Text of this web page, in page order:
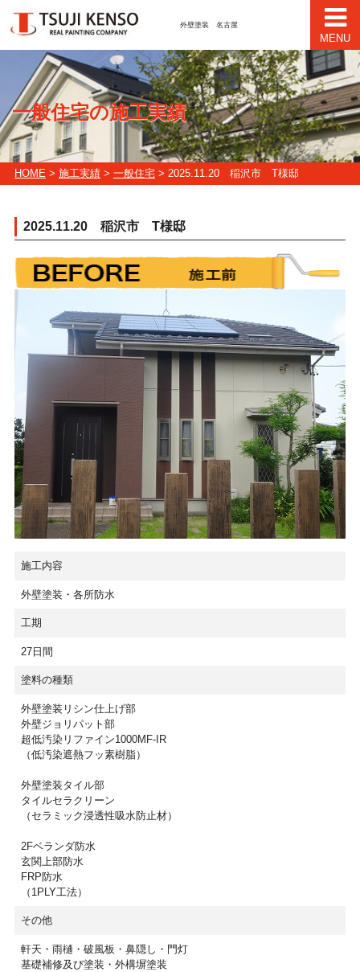
外壁塗装 名古屋
MENU
一般住宅の施工実績
HOME> 施工実績> 一般住宅> 2025.11.20 稲沢市 T様邸
2025.11.20 稲沢市 T様邸
施工内容
外壁塗装・各所防水
工期
27日間
塗料の種類
外壁塗装リシン仕上げ部
外壁ジョリパット部
超低汚染リファイン1000MF-IR
（低汚染遮熱フッ素樹脂）
外壁塗装タイル部
タイルセラクリーン
（セラミック浸透性吸水防止材）
2Fベランダ防水
玄関上部防水
FRP防水
（1PLY工法）
その他
軒天・雨樋・破風板・鼻隠し・門灯
基礎補修及び塗装・外構塀塗装